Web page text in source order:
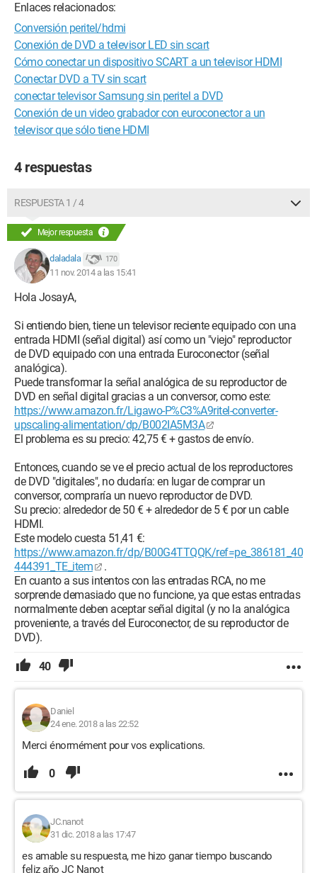
nuestra TV Samsung no tiene un conector SCART. Nuestro
reproductor de DVD no tiene un conector HDMI. Por lo tanto,
compramos un cable SCART/RCA IN/OUT.
Sin embargo, nuestra TV solo tiene dos entradas: una
amarilla y una verde.
Por ahora, nuestra conexión no funciona...
¿Se necesita un adaptador adicional entre este cable RCA y la
entrada de la TV?
Gracias por su respuesta.
Atentamente
Enlaces relacionados:
Conversión peritel/hdmi
Conexión de DVD a televisor LED sin scart
Cómo conectar un dispositivo SCART a un televisor HDMI
Conectar DVD a TV sin scart
conectar televisor Samsung sin peritel a DVD
Conexión de un video grabador con euroconector a un
televisor que sólo tiene HDMI
4 respuestas
RESPUESTA 1 / 4
Mejor respuesta
daladala 170
11 nov. 2014 a las 15:41
Hola JosayA,
Si entiendo bien, tiene un televisor reciente equipado con una
entrada HDMI (señal digital) así como un "viejo" reproductor
de DVD equipado con una entrada Euroconector (señal
analógica).
Puede transformar la señal analógica de su reproductor de
DVD en señal digital gracias a un conversor, como este:
https://www.amazon.fr/Ligawo-P%C3%A9ritel-converter-
upscaling-alimentation/dp/B002IA5M3A
El problema es su precio: 42,75 € + gastos de envío.
Entonces, cuando se ve el precio actual de los reproductores
de DVD "digitales", no dudaría: en lugar de comprar un
conversor, compraría un nuevo reproductor de DVD.
Su precio: alrededor de 50 € + alrededor de 5 € por un cable
HDMI.
Este modelo cuesta 51,41 €:
https://www.amazon.fr/dp/B00G4TTQQK/ref=pe_386181_40
444391_TE_item
.
En cuanto a sus intentos con las entradas RCA, no me
sorprende demasiado que no funcione, ya que estas entradas
normalmente deben aceptar señal digital (y no la analógica
proveniente, a través del Euroconector, de su reproductor de
DVD).
40
Daniel
24 ene. 2018 a las 22:52
Merci énormément pour vos explications.
0
JC.nanot
31 dic. 2018 a las 17:47
es amable su respuesta, me hizo ganar tiempo buscando
feliz año JC Nanot